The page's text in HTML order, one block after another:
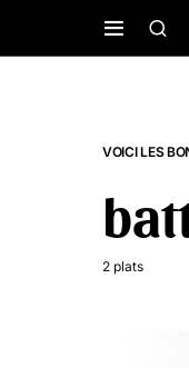
VOICI LES
2 plats